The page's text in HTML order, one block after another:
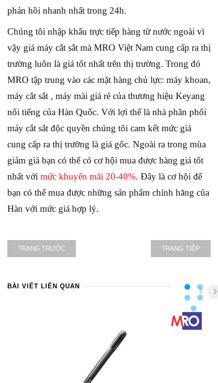
phản hồi nhanh nhất trong 24h.
Chúng tôi nhập khẩu trực tiếp hàng từ nước ngoài vì
vậy giá máy cắt sắt mà MRO Việt Nam cung cấp ra thị
trường luôn là giá tốt nhất trên thị trường. Trong đó
MRO tập trung vào các mặt hàng chủ lực: máy khoan,
máy cắt sắt , máy mài giá rẻ của thương hiệu Keyang
nổi tiếng của Hàn Quốc. Với lợi thế là nhà phân phối
máy cắt sắt độc quyền chúng tôi cam kết mức giá
cung cấp ra thị trường là giá gốc. Ngoài ra trong mùa
giảm giá bạn có thể có cơ hội mua được hàng giá tốt
nhất với mức khuyến mãi 20-40%. Đây là cơ hội để
bạn có thể mua được những sản phẩm chính hãng của
Hàn với mức giá hợp lý.
TRANG TRƯỚC TRANG TIẾP
BÀI VIẾT LIÊN QUAN